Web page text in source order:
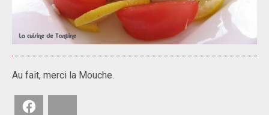
Au fait, merci la Mouche.